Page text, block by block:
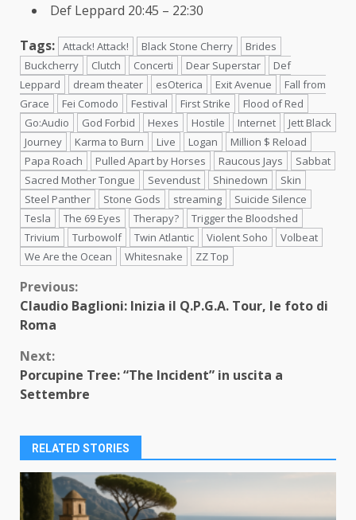
Def Leppard 20:45 – 22:30
Tags: Attack! Attack! Black Stone Cherry
Brides
Buckcherry
Clutch Concerti Dear Superstar
Def
Leppard
dream theater esOterica Exit Avenue
Fall from
Grace
Fei Comodo Festival First Strike
Flood of Red
Go:Audio
God Forbid Hexes Hostile Internet
Jett Black
Journey
Karma to Burn Live Logan
Million $ Reload
Papa Roach
Pulled Apart by Horses Raucous Jays
Sabbat
Sacred Mother Tongue
Sevendust Shinedown
Skin
Steel Panther
Stone Gods streaming
Suicide Silence
Tesla
The 69 Eyes Therapy?
Trigger the Bloodshed
Trivium
Turbowolf Twin Atlantic Violent Soho
Volbeat
We Are the Ocean
Whitesnake ZZ Top
Continue
Reading
Previous:
Claudio Baglioni: Inizia il Q.P.G.A. Tour, le foto di
Roma
Next:
Porcupine Tree: “The Incident” in uscita a
Settembre
RELATED STORIES